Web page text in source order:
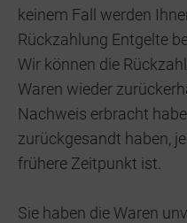
keinem Fall werden
Rückzahlung Entgelte
Wir können die
Waren wieder
Nachweis erbracht
zurückgesandt haben,
frühere Zeitpunkt ist.
Sie haben die Waren